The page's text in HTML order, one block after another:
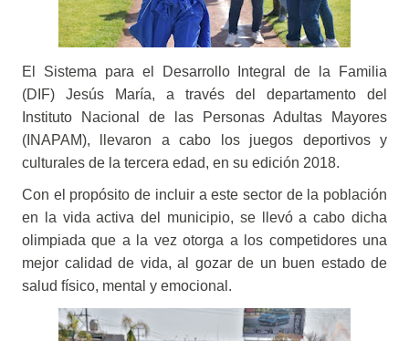
El Sistema para el Desarrollo Integral de la Familia
(DIF) Jesús María, a través del departamento del
Instituto Nacional de las Personas Adultas Mayores
(INAPAM), llevaron a cabo los juegos deportivos y
culturales de la tercera edad, en su edición 2018.
Con el propósito de incluir a este sector de la población
en la vida activa del municipio, se llevó a cabo dicha
olimpiada que a la vez otorga a los competidores una
mejor calidad de vida, al gozar de un buen estado de
salud físico, mental y emocional.